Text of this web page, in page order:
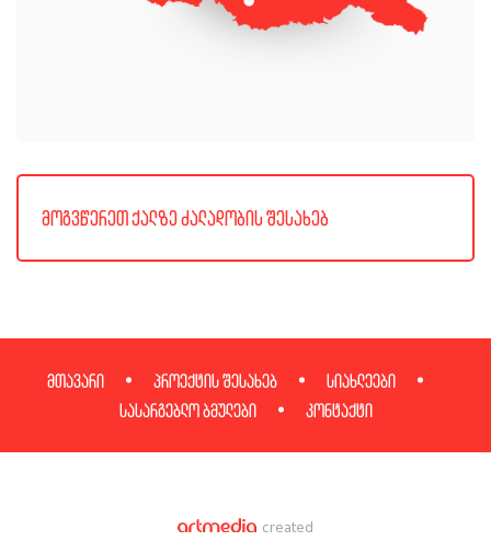
მოგვწერეთ ქალზე ძალადობის შესახებ
მთავარი პროექტის შესახებ
სიახლეები
სასარგებლო ბმულები
კონტაქტი
created